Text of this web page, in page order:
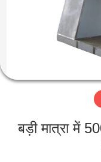
हमारे
बारे
बड़ी मात्रा में